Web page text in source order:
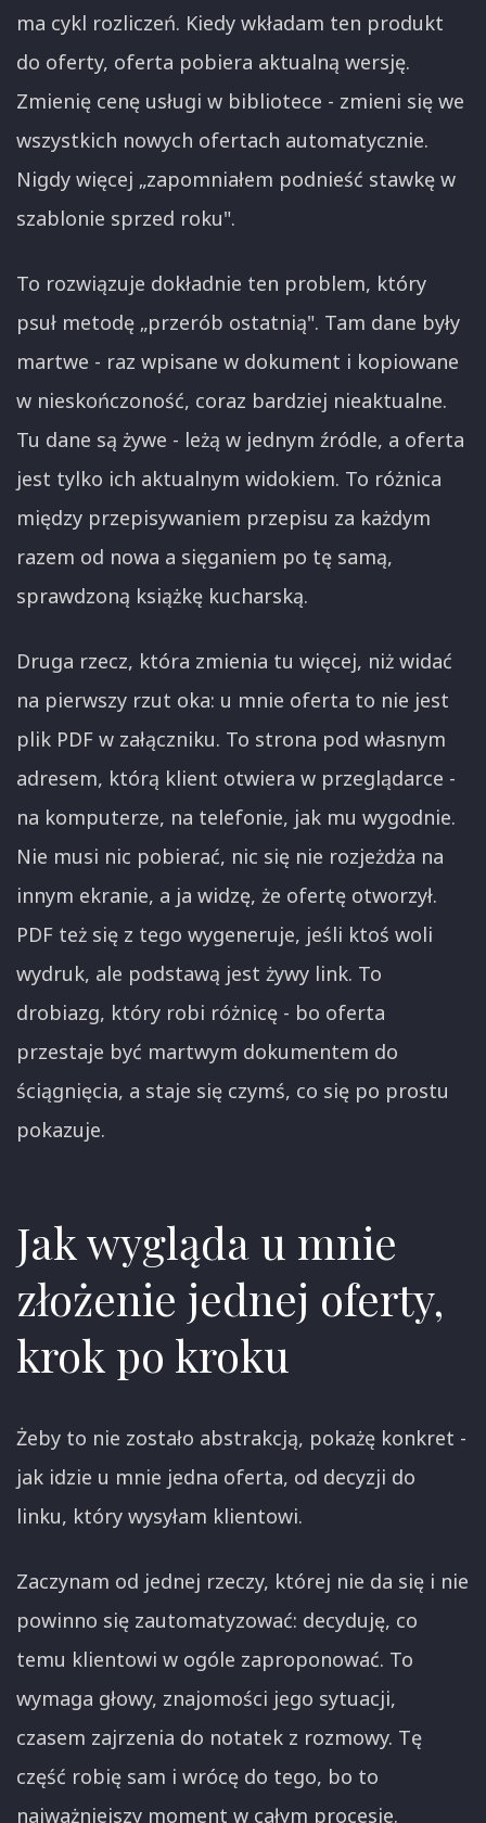
ma cykl rozliczeń. Kiedy wkładam ten produkt
do oferty, oferta pobiera aktualną wersję.
Zmienię cenę usługi w bibliotece - zmieni się we
wszystkich nowych ofertach automatycznie.
Nigdy więcej „zapomniałem podnieść stawkę w
szablonie sprzed roku".
To rozwiązuje dokładnie ten problem, który
psuł metodę „przerób ostatnią". Tam dane były
martwe - raz wpisane w dokument i kopiowane
w nieskończoność, coraz bardziej nieaktualne.
Tu dane są żywe - leżą w jednym źródle, a oferta
jest tylko ich aktualnym widokiem. To różnica
między przepisywaniem przepisu za każdym
razem od nowa a sięganiem po tę samą,
sprawdzoną książkę kucharską.
Druga rzecz, która zmienia tu więcej, niż widać
na pierwszy rzut oka: u mnie oferta to nie jest
plik PDF w załączniku. To strona pod własnym
adresem, którą klient otwiera w przeglądarce -
na komputerze, na telefonie, jak mu wygodnie.
Nie musi nic pobierać, nic się nie rozjeżdża na
innym ekranie, a ja widzę, że ofertę otworzył.
PDF też się z tego wygeneruje, jeśli ktoś woli
wydruk, ale podstawą jest żywy link. To
drobiazg, który robi różnicę - bo oferta
przestaje być martwym dokumentem do
ściągnięcia, a staje się czymś, co się po prostu
pokazuje.
Jak wygląda u mnie
złożenie jednej oferty,
krok po kroku
Żeby to nie zostało abstrakcją, pokażę konkret -
jak idzie u mnie jedna oferta, od decyzji do
linku, który wysyłam klientowi.
Zaczynam od jednej rzeczy, której nie da się i nie
powinno się zautomatyzować: decyduję, co
temu klientowi w ogóle zaproponować. To
wymaga głowy, znajomości jego sytuacji,
czasem zajrzenia do notatek z rozmowy. Tę
część robię sam i wrócę do tego, bo to
najważniejszy moment w całym procesie.